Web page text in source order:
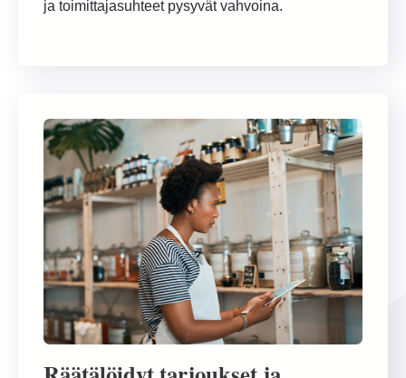
ja toimittajasuhteet pysyvät vahvoina.